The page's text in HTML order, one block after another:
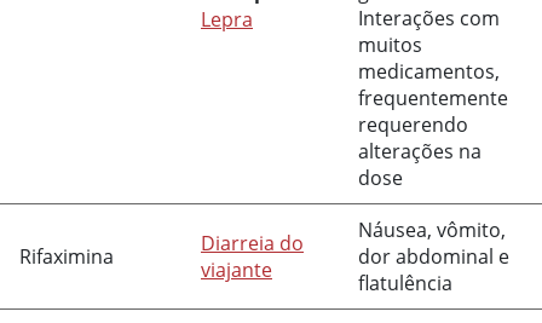
Lepra
Interações com
muitos
medicamentos,
frequentemente
requerendo
alterações na
dose
Rifaximina
Diarreia do
viajante
Náusea, vômito,
dor abdominal e
flatulência